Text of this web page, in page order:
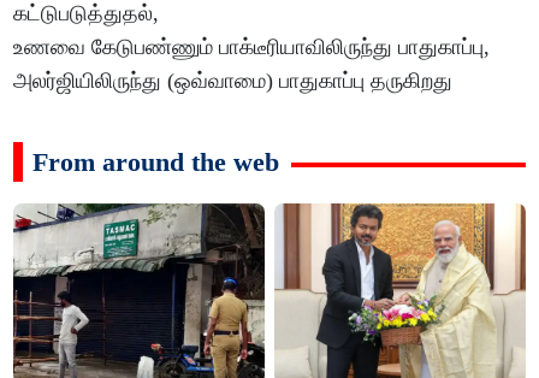
கட்டுபடுத்துதல்,
உணவை கேடுபண்ணும் பாக்டீரியாவிலிருந்து பாதுகாப்பு,
அலர்ஜியிலிருந்து (ஒவ்வாமை) பாதுகாப்பு தருகிறது
From around the web